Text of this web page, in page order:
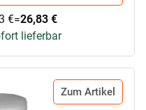
€=26,83 €
lieferbar
Zum Artikel